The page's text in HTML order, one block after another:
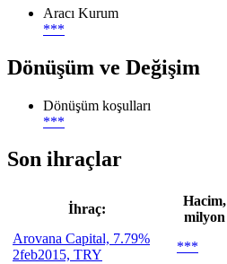
Aracı Kurum
***
Dönüşüm ve Değişim
Dönüşüm koşulları
***
Son ihraçlar
İhraç:
Hacim,
milyon
Arovana Capital, 7.79%
2feb2015, TRY
***